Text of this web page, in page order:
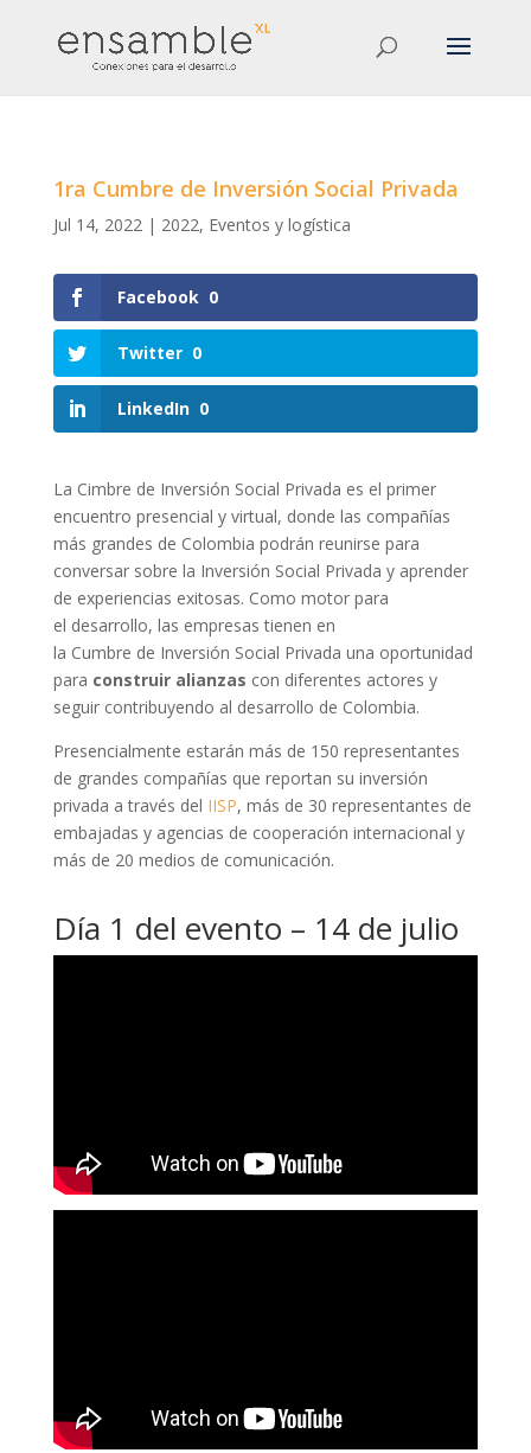
1ra Cumbre de Inversión Social Privada
Jul 14, 2022| 2022, Eventos y logística
Facebook 0
Twitter 0
LinkedIn 0
La Cimbre de Inversión Social Privada es el primer
encuentro presencial y virtual, donde las compañías
más grandes de Colombia podrán reunirse para
conversar sobre la Inversión Social Privada y aprender
de experiencias exitosas. Como motor para
el desarrollo, las empresas tienen en
la Cumbre de Inversión Social Privada una oportunidad
para construir alianzas con diferentes actores y
seguir contribuyendo al desarrollo de Colombia.
Presencialmente estarán más de 150 representantes
de grandes compañías que reportan su inversión
privada a través del IISP, más de 30 representantes de
embajadas y agencias de cooperación internacional y
más de 20 medios de comunicación.
Día 1 del evento – 14 de julio